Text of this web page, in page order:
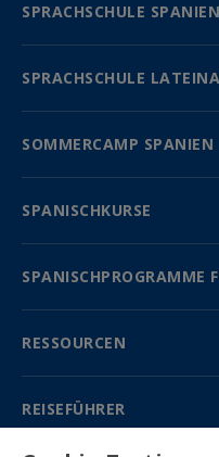
SPRACHSCHULE SPANIEN
SPRACHSCHULE
SOMMERCAMP SPANIEN
SPANISCHKURSE
SPANISCHPROGRAMME
RESSOURCEN
REISEFÜHRER